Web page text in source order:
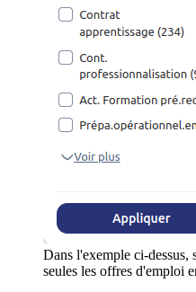
Dans l'exemple ci-
seules les offres d'emploi